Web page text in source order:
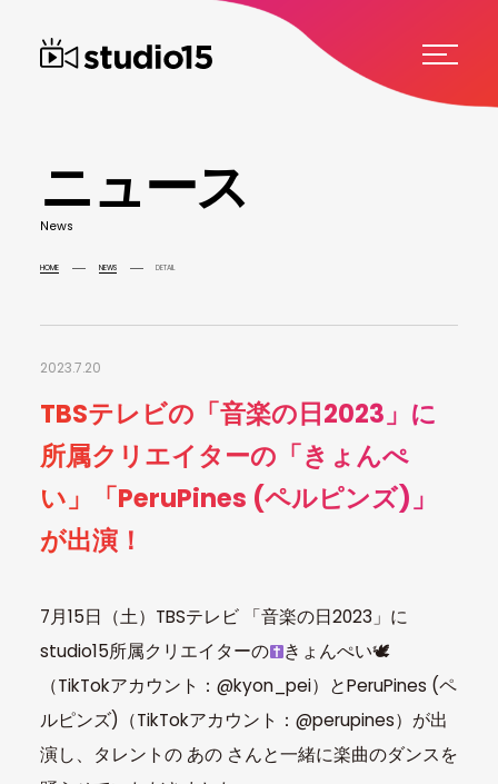
ニュース
News
HOME NEWS DETAIL
2023.7.20
TBSテレビの「音楽の日2023」に
所属クリエイターの「きょんぺ
い」「PeruPines (ペルピンズ)」
が出演！
7月15日（土）TBSテレビ 「音楽の日2023」に
studio15所属クリエイターの
きょんぺい🕊
（TikTokアカウント：@kyon_pei）とPeruPines (ペ
ルピンズ)（TikTokアカウント：@perupines）が出
演し、タレントの あの さんと一緒に楽曲のダンスを